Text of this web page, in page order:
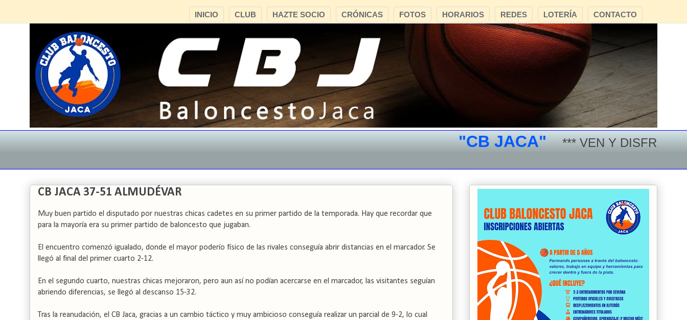
CONTACTO
LOTERÍA
REDES
HORARIOS
FOTOS
CRÓNICAS
HAZTE SOCIO
CLUB
INICIO
"CB JACA" *** VEN Y DISFRUTA DEL
CB JACA 37-51 ALMUDÉVAR
Muy buen partido el disputado por nuestras chicas cadetes en su primer partido de la temporada. Hay que recordar que
para la mayoría era su primer partido de baloncesto que jugaban.
El encuentro comenzó igualado, donde el mayor poderío físico de las rivales conseguía abrir distancias en el marcador. Se
llegó al final del primer cuarto 2-12.
En el segundo cuarto, nuestras chicas mejoraron, pero aun así no podían acercarse en el marcador, las visitantes seguían
abriendo diferencias, se llegó al descanso 15-32.
Tras la reanudación, el CB Jaca, gracias a un cambio táctico y muy ambicioso conseguía realizar un parcial de 9-2, lo cual